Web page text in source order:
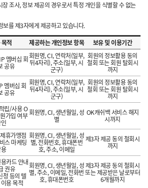
장 조사, 정보 제공의 경우로서 특정 개인을 식별할 수 없는
보를 제3자에게 제공하고 있습니다.
적 제공하는 개인정보 항목 보유 및 이용기간
멤버십 회
공유
회원명, CI, 연락처(일부,
뒤4자리), 주소(일부, 시
군구)
회원의 정보활용 동의
철회 또는 회원 탈회시
까지
멤버십 회
공유
회원명, CI, 연락처(일부,
뒤4자리), 주소(일부, 시
군구)
회원의 정보활용 동의
철회 또는 회원 탈회시
까지
립/사용 O
가입 여부회원명, CI, 생년월일, 성
별
OK캐쉬백 서비스 해지
시까지
휴가맹점
스 마케팅
회원명, CI, 생년월일, 성
별, 전화번호, 휴대폰번
호, 주소, 이메일
제3자 제공 동의 철회시
까지
카드 안내
권유
청 등의 텔
용 목적
회원명, CI, 생년월일, 성
별, 주소, 이메일, 전화번
호, 휴대폰번호
제3자 제공 동의 철회시
또는 제공받은 날로부터
6개월까지